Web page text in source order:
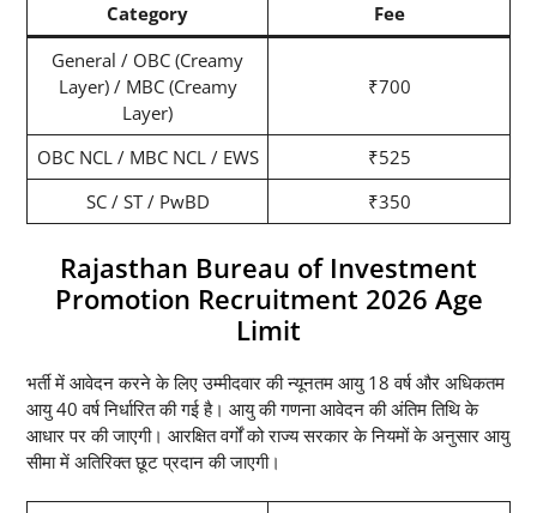
Category
Fee
General / OBC (Creamy
Layer) / MBC (Creamy
Layer)
₹700
OBC NCL / MBC NCL / EWS
₹525
SC / ST / PwBD
₹350
Rajasthan Bureau of Investment
Promotion Recruitment 2026 Age
Limit
भर्ती में आवेदन करने के लिए उम्मीदवार की न्यूनतम आयु 18 वर्ष और अधिकतम
आयु 40 वर्ष निर्धारित की गई है। आयु की गणना आवेदन की अंतिम तिथि के
आधार पर की जाएगी। आरक्षित वर्गों को राज्य सरकार के नियमों के अनुसार आयु
सीमा में अतिरिक्त छूट प्रदान की जाएगी।